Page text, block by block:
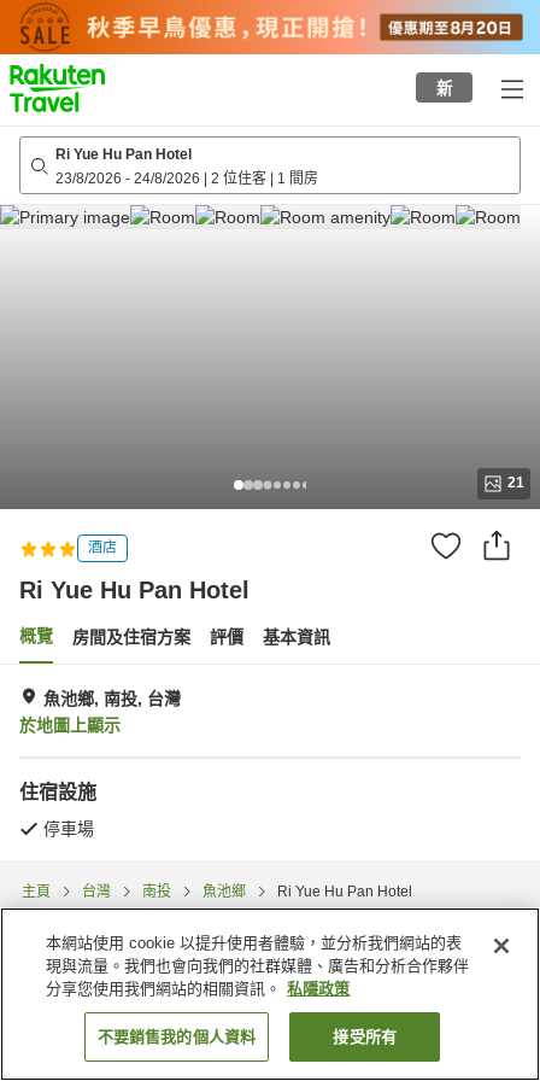
to
top
page
新
Ri Yue Hu Pan Hotel
23/8/2026 - 24/8/2026 | 2 位住客 | 1 間房
21
酒店
Ri Yue Hu Pan Hotel
概覽 房間及住宿方案 評價 基本資訊
魚池鄉, 南投, 台灣
於地圖上顯示
住宿設施
停車場
主頁 台灣 南投 魚池鄉 Ri Yue Hu Pan Hotel
找客房
本網站使用 cookie 以提升使用者體驗，並分析我們網站的表
現與流量。我們也會向我們的社群媒體、廣告和分析合作夥伴
分享您使用我們網站的相關資訊。
私隱政策
不要銷售我的個人資料 接受所有